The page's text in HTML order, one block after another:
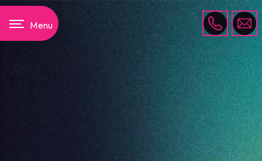
Menu
Panneau de gestion des cookies